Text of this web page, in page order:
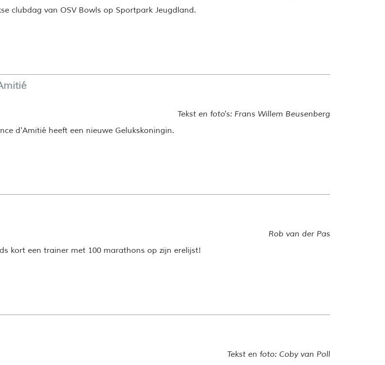
clubdag van OSV Bowls op Sportpark Jeugdland.
Tekst en foto's: Frans Willem Beusenberg
d'Amitié heeft een nieuwe Gelukskoningin.
Rob van der Pas
kort een trainer met 100 marathons op zijn erelijst!
Tekst en foto: Coby van Poll